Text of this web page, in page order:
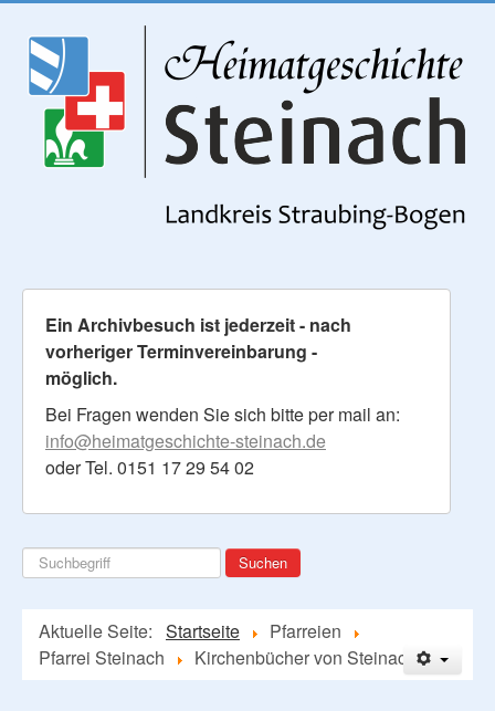
Ein Archivbesuch ist jederzeit - nach
vorheriger Terminvereinbarung -
möglich.
Bei Fragen wenden Sie sich bitte per mail an:
info@heimatgeschichte-steinach.de
oder Tel. 0151 17 29 54 02
Suchen
...
Suchen
Aktuelle Seite: Startseite
Pfarreien
Pfarrei Steinach
Kirchenbücher von Steinach